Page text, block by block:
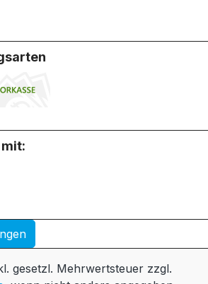
gesetzl. Mehrwertsteuer zzgl.